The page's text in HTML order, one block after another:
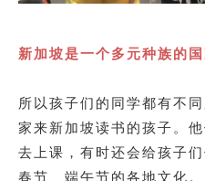
新加坡是一个多元种族的
所以孩子们的同学都有不
家来新加坡读书的孩子。
去上课，有时还会给孩子
春节、端午节的各地文化。